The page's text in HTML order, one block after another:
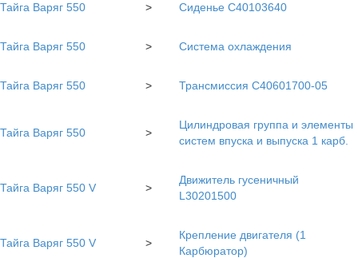
Тайга Варяг 550 > Сиденье С40103640
Тайга Варяг 550 > Система охлаждения
Тайга Варяг 550 > Трансмиссия С40601700-05
Тайга Варяг 550 >
Цилиндровая группа и элементы
систем впуска и выпуска 1 карб.
Тайга Варяг 550 V >
Движитель гусеничный
L30201500
Тайга Варяг 550 V >
Крепление двигателя (1
Карбюратор)